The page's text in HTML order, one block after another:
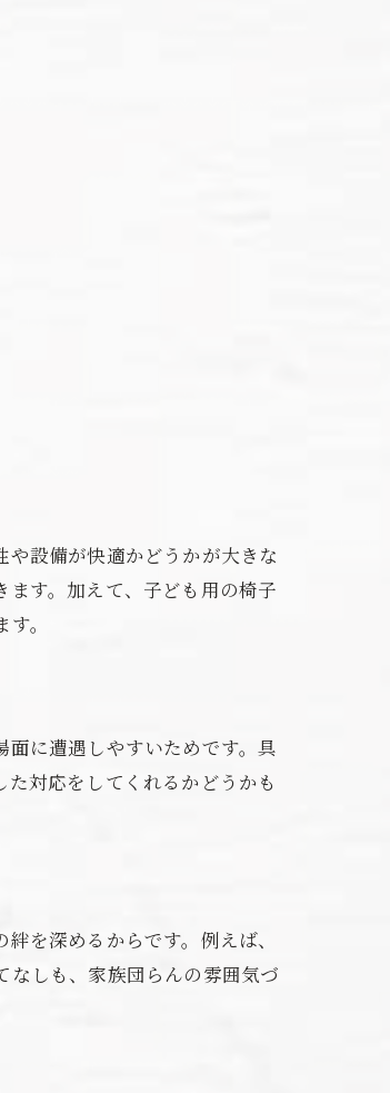
設備が快適かどうかが大きな
す。加えて、子ども用の椅子
。
に遭遇しやすいためです。具
対応をしてくれるかどうかも
を深めるからです。例えば、
しも、家族団らんの雰囲気づ